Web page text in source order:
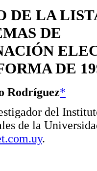
DE LA
DE
DE
Rodríguez*
del
de la
.